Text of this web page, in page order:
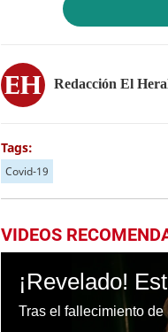
Redacción El
Tags:
Covid-19
VIDEOS